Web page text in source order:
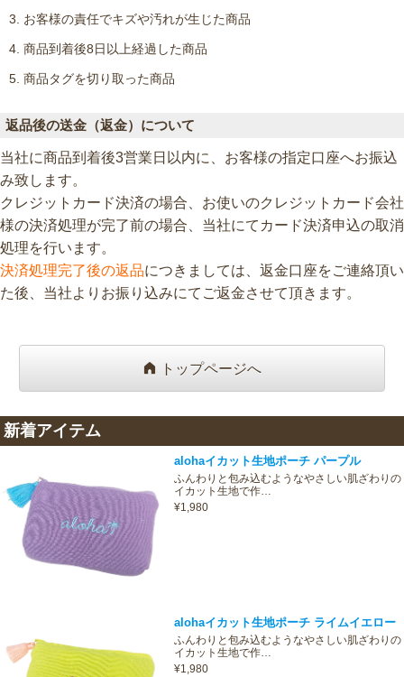
お客様の責任でキズや汚れが生じた商品
商品到着後8日以上経過した商品
商品タグを切り取った商品
返品後の送金（返金）について
当社に商品到着後3営業日以内に、お客様の指定口座へお振込
み致します。
クレジットカード決済の場合、お使いのクレジットカード会社
様の決済処理が完了前の場合、当社にてカード決済申込の取消
処理を行います。
決済処理完了後の返品につきましては、返金口座をご連絡頂い
た後、当社よりお振り込みにてご返金させて頂きます。
トップページへ
新着アイテム
alohaイカット生地ポーチ パープル
ふんわりと包み込むようなやさしい肌ざわりの
イカット生地で作…
¥1,980
alohaイカット生地ポーチ ライムイエロー
ふんわりと包み込むようなやさしい肌ざわりの
イカット生地で作…
¥1,980